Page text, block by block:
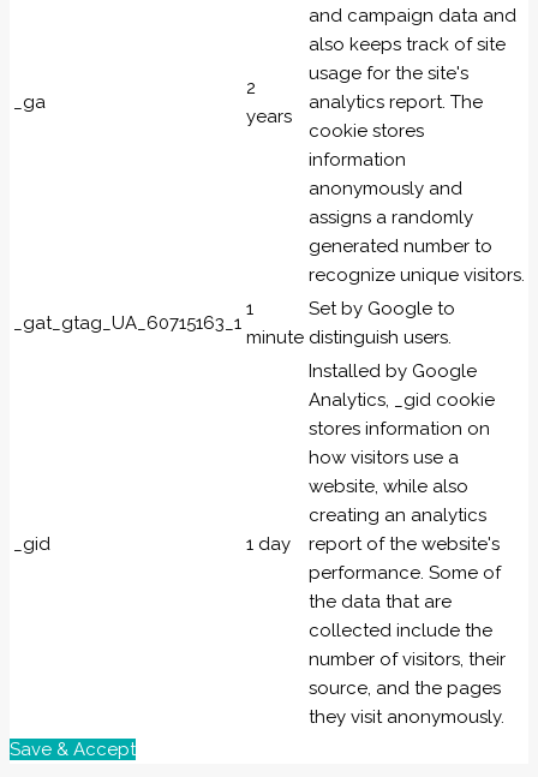
_ga
2
years
and campaign data and
also keeps track of site
usage for the site's
analytics report. The
cookie stores
information
anonymously and
assigns a randomly
generated number to
recognize unique visitors.
_gat_gtag_UA_60715163_1
1
minute
Set by Google to
distinguish users.
_gid 1 day
Installed by Google
Analytics, _gid cookie
stores information on
how visitors use a
website, while also
creating an analytics
report of the website's
performance. Some of
the data that are
collected include the
number of visitors, their
source, and the pages
they visit anonymously.
Save & Accept